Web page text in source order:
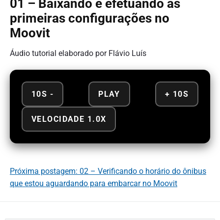
01 – Baixando e efetuando as
primeiras configurações no
Moovit
Áudio tutorial elaborado por Flávio Luís
10S - PLAY + 10S
VELOCIDADE 1.0X
Próxima postagem: 02 – Verificando o horário do ônibus
que estou aguardando para embarcar no Moovit